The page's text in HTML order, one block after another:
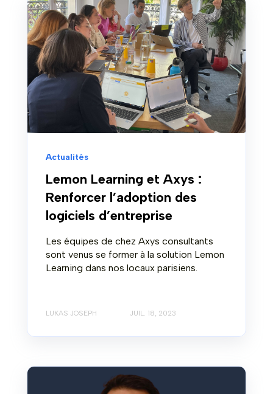
Actualités
Lemon Learning et Axys :
Renforcer l’adoption des
logiciels d’entreprise
Les équipes de chez Axys consultants
sont venus se former à la solution Lemon
Learning dans nos locaux parisiens.
LUKAS JOSEPH JUIL. 18, 2023